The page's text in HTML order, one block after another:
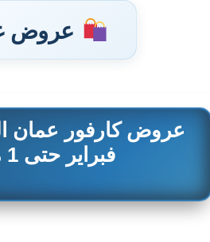
عروض
تخطى
فبراير حتى 1 مارس